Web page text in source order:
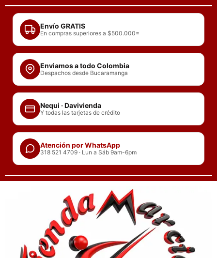
contenido
Envío GRATIS
En compras superiores a $500.000=
Enviamos a todo Colombia
Despachos desde Bucaramanga
Nequi · Davivienda
Y todas las tarjetas de crédito
Atención por WhatsApp
318 521 4709 · Lun a Sáb 9am-6pm